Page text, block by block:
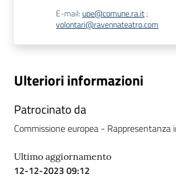
E-mail: upe@comune.ra.it;
volontari@ravennateatro.com
Ulteriori informazioni
Patrocinato da
Commissione europea - Rappresentanza
Ultimo aggiornamento
12-12-2023 09:12